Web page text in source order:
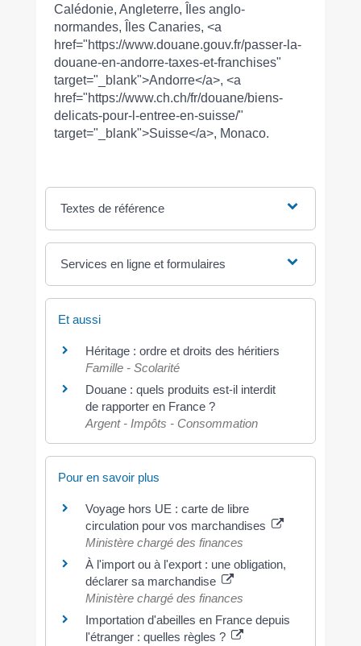
Calédonie, Angleterre, Îles anglo-
normandes, Îles Canaries, <a
href="https://www.douane.gouv.fr/passer-la-
douane-en-andorre-taxes-et-franchises"
target="_blank">Andorre</a>, <a
href="https://www.ch.ch/fr/douane/biens-
delicats-pour-l-entree-en-suisse/"
target="_blank">Suisse</a>, Monaco.
Textes de référence
Services en ligne et formulaires
Et aussi
Héritage : ordre et droits des héritiers
Famille - Scolarité
Douane : quels produits est-il interdit
de rapporter en France ?
Argent - Impôts - Consommation
Pour en savoir plus
Voyage hors UE : carte de libre
circulation pour vos marchandises
Ministère chargé des finances
À l'import ou à l'export : une obligation,
déclarer sa marchandise
Ministère chargé des finances
Importation d'abeilles en France depuis
l'étranger : quelles règles ?